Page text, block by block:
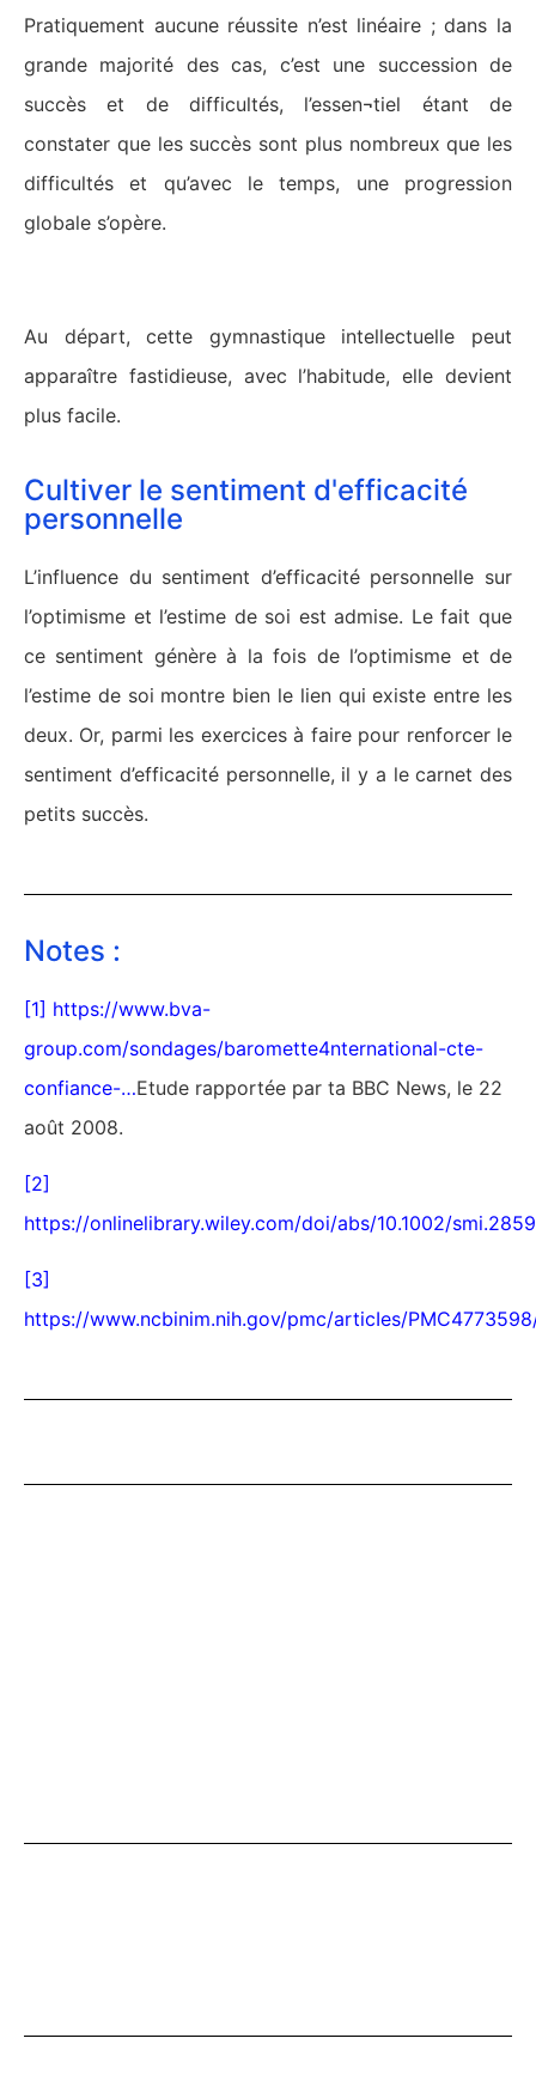
Pratiquement aucune réussite n’est linéaire ; dans la
grande majorité des cas, c’est une succession de
succès et de difficultés, l’essen¬tiel étant de
constater que les succès sont plus nombreux que les
difficultés et qu’avec le temps, une progression
globale s’opère.
Au départ, cette gymnastique intellectuelle peut
apparaître fastidieuse, avec l’habitude, elle devient
plus facile.
Cultiver le sentiment d'efficacité
personnelle
L’influence du sentiment d’efficacité personnelle sur
l’optimisme et l’estime de soi est admise. Le fait que
ce sentiment génère à la fois de l’optimisme et de
l’estime de soi montre bien le lien qui existe entre les
deux. Or, parmi les exercices à faire pour renforcer le
sentiment d’efficacité personnelle, il y a le carnet des
petits succès.
Notes :
[1] https://www.bva-
group.com/sondages/baromette4nternational-cte-
confiance-…Etude rapportée par ta BBC News, le 22
août 2008.
[2]
https://onlinelibrary.wiley.com/doi/abs/10.1002/smi.2859
[3]
https://www.ncbinim.nih.gov/pmc/articIes/